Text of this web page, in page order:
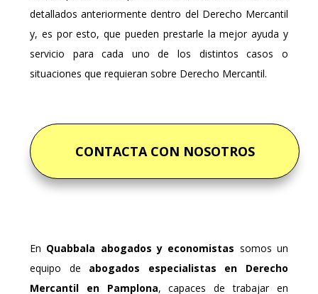
detallados anteriormente dentro del Derecho Mercantil
y, es por esto, que pueden prestarle la mejor ayuda y
servicio para cada uno de los distintos casos o
situaciones que requieran sobre Derecho Mercantil.
CONTACTA CON NOSOTROS
En Quabbala abogados y economistas somos un
equipo de abogados especialistas en Derecho
Mercantil en Pamplona, capaces de trabajar en